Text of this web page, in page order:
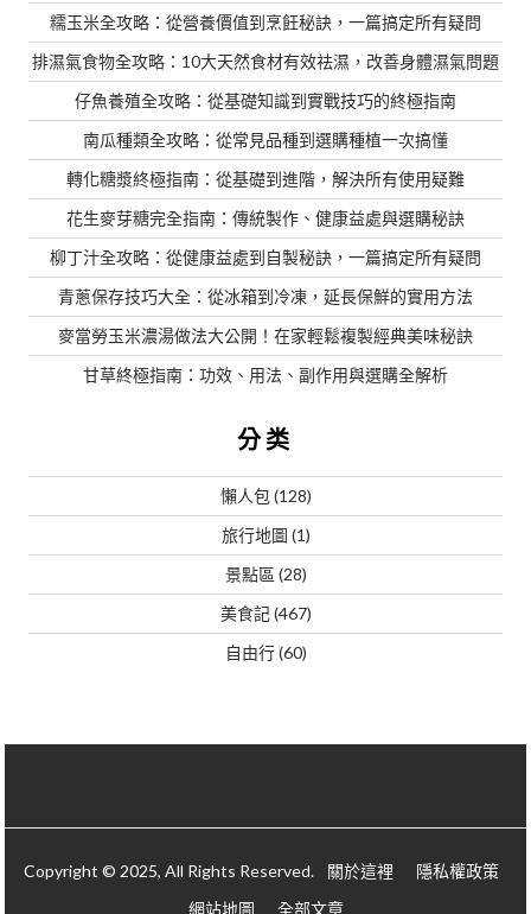
糯玉米全攻略：從營養價值到烹飪秘訣，一篇搞定所有疑問
排濕氣食物全攻略：10大天然食材有效祛濕，改善身體濕氣問題
仔魚養殖全攻略：從基礎知識到實戰技巧的終極指南
南瓜種類全攻略：從常見品種到選購種植一次搞懂
轉化糖漿終極指南：從基礎到進階，解決所有使用疑難
花生麥芽糖完全指南：傳統製作、健康益處與選購秘訣
柳丁汁全攻略：從健康益處到自製秘訣，一篇搞定所有疑問
青蔥保存技巧大全：從冰箱到冷凍，延長保鮮的實用方法
麥當勞玉米濃湯做法大公開！在家輕鬆複製經典美味秘訣
甘草終極指南：功效、用法、副作用與選購全解析
分类
懶人包 (128)
旅行地圖 (1)
景點區 (28)
美食記(467)
自由行(60)
Copyright © 2025, All Rights Reserved. 關於這裡
隱私權政策
網站地圖
全部文章